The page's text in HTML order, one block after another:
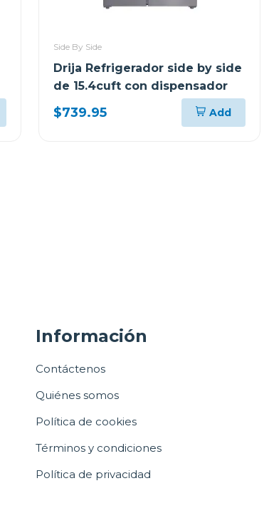
Side By Side
Drija Refrigerador side by side
de 15.4cuft con dispensador
$739.95 Add
Información
Contáctenos
Quiénes somos
Política de cookies
Términos y condiciones
Política de privacidad